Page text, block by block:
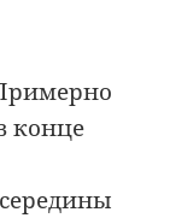
конце